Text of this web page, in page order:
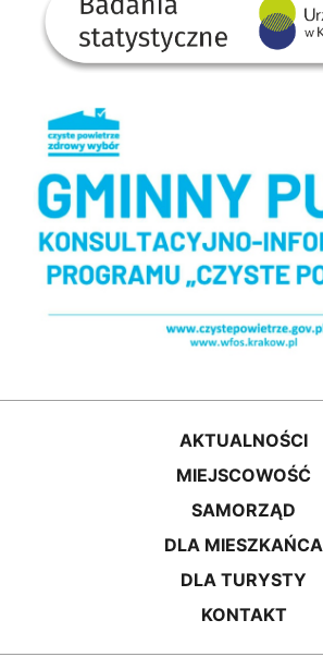
AKTUALNOŚCI
MIEJSCOWOŚĆ
SAMORZĄD
DLA MIESZKAŃCA
DLA TURYSTY
KONTAKT